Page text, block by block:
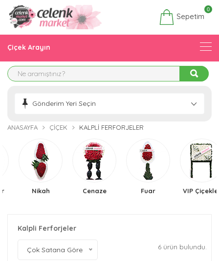
Sepetim
0
Çiçek Arayın
Gönderim Yeri Seçin
ANASAYFA ÇIÇEK KALPLI FERFORJELER
Nikah Cenaze Fuar VIP Çiçekler
Kalpli Ferforjeler
Çok Satana Göre 6 ürün bulundu.